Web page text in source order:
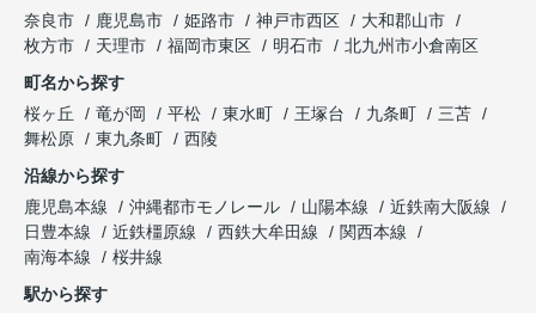
奈良市
鹿児島市 姫路市 神戸市西区
大和郡山市
枚方市
天理市 福岡市東区 明石市
北九州市小倉南区
町名から探す
桜ヶ丘
竜が岡 平松 東水町 王塚台 九条町
三苫
舞松原
東九条町
西陵
沿線から探す
鹿児島本線
沖縄都市モノレール 山陽本線
近鉄南大阪線
日豊本線
近鉄橿原線 西鉄大牟田線
関西本線
南海本線
桜井線
駅から探す